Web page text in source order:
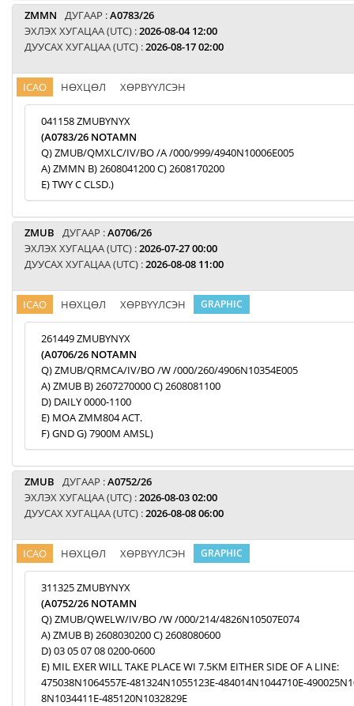
ZMMN ДУГААР :A0783/26
ЭХЛЭХ ХУГАЦАА (UTC) :2026-08-04 12:00
ДУУСАХ ХУГАЦАА (UTC) :2026-08-17 02:00
ICAO НӨХЦӨЛ ХӨРВҮҮЛСЭН
041158 ZMUBYNYX
(A0783/26 NOTAMN
Q) ZMUB/QMXLC/IV/BO /A /000/999/4940N10006E005
A) ZMMN B) 2608041200 C) 2608170200
E) TWY C CLSD.)
ZMUB ДУГААР :A0706/26
ЭХЛЭХ ХУГАЦАА (UTC) :2026-07-27 00:00
ДУУСАХ ХУГАЦАА (UTC) :2026-08-08 11:00
ICAO НӨХЦӨЛ ХӨРВҮҮЛСЭН GRAPHIC
261449 ZMUBYNYX
(A0706/26 NOTAMN
Q) ZMUB/QRMCA/IV/BO /W /000/260/4906N10354E005
A) ZMUB B) 2607270000 C) 2608081100
D) DAILY 0000-1100
E) MOA ZMM804 ACT.
F) GND G) 7900M AMSL)
ZMUB ДУГААР :A0752/26
ЭХЛЭХ ХУГАЦАА (UTC) :2026-08-03 02:00
ДУУСАХ ХУГАЦАА (UTC) :2026-08-08 06:00
ICAO НӨХЦӨЛ ХӨРВҮҮЛСЭН GRAPHIC
311325 ZMUBYNYX
(A0752/26 NOTAMN
Q) ZMUB/QWELW/IV/BO /W /000/214/4826N10507E074
A) ZMUB B) 2608030200 C) 2608080600
D) 03 05 07 08 0200-0600
E) MIL EXER WILL TAKE PLACE WI 7.5KM EITHER SIDE OF A LINE:
475038N1064557E-481324N1055123E-484014N1044710E-
8N1034411E-485120N1032829E